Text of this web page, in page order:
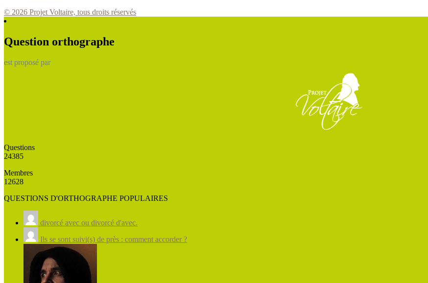
© 2026 Projet Voltaire, tous droits réservés
Question orthographe
est proposé par
Questions
24385
Membres
12628
QUESTIONS D'ORTHOGRAPHE POPULAIRES
divorcé avec ou divorcé d'avec.
Ils se sont suivi(s) de près : comment accorder ?